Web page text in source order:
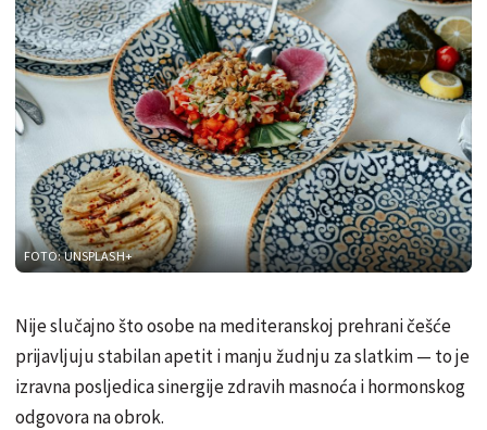
FOTO: UNSPLASH+
Nije slučajno što osobe na mediteranskoj prehrani češće
prijavljuju stabilan apetit i manju žudnju za slatkim — to je
izravna posljedica sinergije zdravih masnoća i hormonskog
odgovora na obrok.